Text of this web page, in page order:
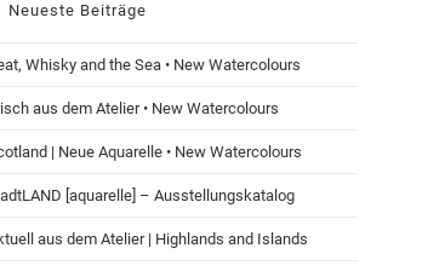
Neueste Beiträge
Whisky and the Sea • New Watercolours
aus dem Atelier • New Watercolours
| Neue Aquarelle • New Watercolours
[aquarelle]​ – Ausstellungskatalog
aus dem Atelier | Highlands and Islands